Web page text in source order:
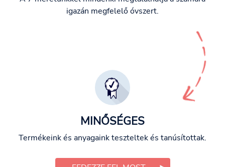
igazán megfelelő óvszert.
MINŐSÉGES
Termékeink és anyagaink teszteltek és tanúsítottak.